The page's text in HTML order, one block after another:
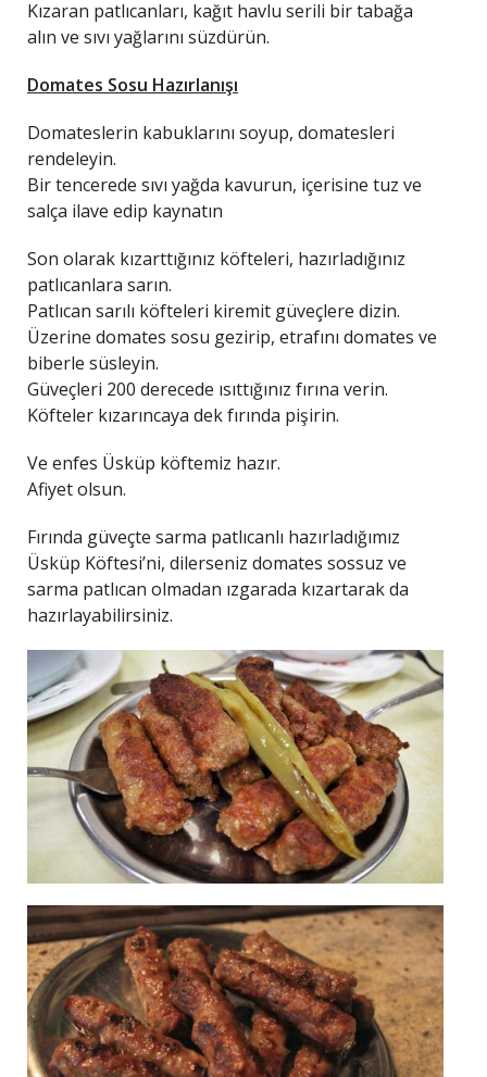
Kızaran patlıcanları, kağıt havlu serili bir tabağa
alın ve sıvı yağlarını süzdürün.
Domates Sosu Hazırlanışı
Domateslerin kabuklarını soyup, domatesleri
rendeleyin.
Bir tencerede sıvı yağda kavurun, içerisine tuz ve
salça ilave edip kaynatın
Son olarak kızarttığınız köfteleri, hazırladığınız
patlıcanlara sarın.
Patlıcan sarılı köfteleri kiremit güveçlere dizin.
Üzerine domates sosu gezirip, etrafını domates ve
biberle süsleyin.
Güveçleri 200 derecede ısıttığınız fırına verin.
Köfteler kızarıncaya dek fırında pişirin.
Ve enfes Üsküp köftemiz hazır.
Afiyet olsun.
Fırında güveçte sarma patlıcanlı hazırladığımız
Üsküp Köftesi’ni, dilerseniz domates sossuz ve
sarma patlıcan olmadan ızgarada kızartarak da
hazırlayabilirsiniz.